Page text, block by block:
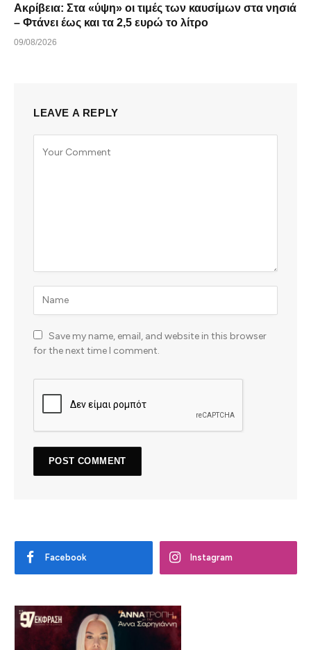
Ακρίβεια: Στα «ύψη» οι τιμές των καυσίμων στα νησιά
– Φτάνει έως και τα 2,5 ευρώ το λίτρο
09/08/2026
LEAVE A REPLY
Save my name, email, and website in this browser
for the next time I comment.
Facebook Instagram